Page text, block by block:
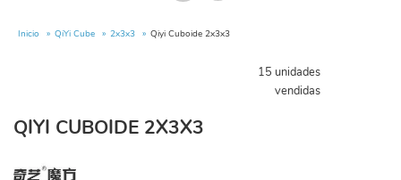
Inicio QiYi Cube 2x3x3 Qiyi Cuboide 2x3x3
15 unidades
vendidas
QIYI CUBOIDE 2X3X3